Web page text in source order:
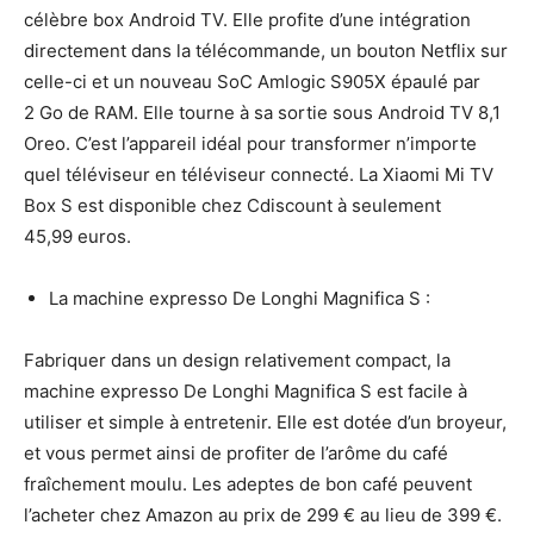
célèbre box Android TV. Elle profite d’une intégration
directement dans la télécommande, un bouton Netflix sur
celle-ci et un nouveau SoC Amlogic S905X épaulé par
2 Go de RAM. Elle tourne à sa sortie sous Android TV 8,1
Oreo. C’est l’appareil idéal pour transformer n’importe
quel téléviseur en téléviseur connecté. La Xiaomi Mi TV
Box S est disponible chez Cdiscount à seulement
45,99 euros.
La machine expresso De Longhi Magnifica S :
Fabriquer dans un design relativement compact, la
machine expresso De Longhi Magnifica S est facile à
utiliser et simple à entretenir. Elle est dotée d’un broyeur,
et vous permet ainsi de profiter de l’arôme du café
fraîchement moulu. Les adeptes de bon café peuvent
l’acheter chez Amazon au prix de 299 € au lieu de 399 €.